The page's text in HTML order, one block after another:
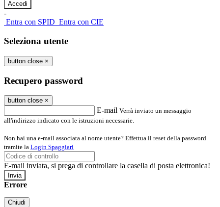
-
Entra con SPID Entra con CIE
Seleziona utente
button close ×
Recupero password
button close ×
E-mail Verrà inviato un messaggio
all'indirizzo indicato con le istruzioni necessarie.
Non hai una e-mail associata al nome utente? Effettua il reset della password
tramite la Login Spaggiari
E-mail inviata, si prega di controllare la casella di posta elettronica!
Errore
Chiudi